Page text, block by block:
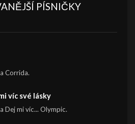
PÍSNIČKY
Corrida.
víc své lásky
Dej mi víc... Olympic.